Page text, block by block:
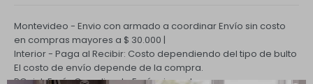
Montevideo - Envio con armado a coordinarEnvío sin costo
en compras mayores a $ 30.000 |
Interior - Paga al Recibir: Costo dependiendo del tipo de bulto
El costo de envío depende de la compra.